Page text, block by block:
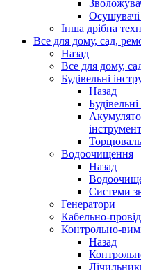
Осушувачі
Інша дрібна
Все для дому, сад,
Назад
Все для дому,
Будівельні
Назад
Водоочищення
Назад
Системи
Генератори
Кабельно-
Контрольно-
Назад